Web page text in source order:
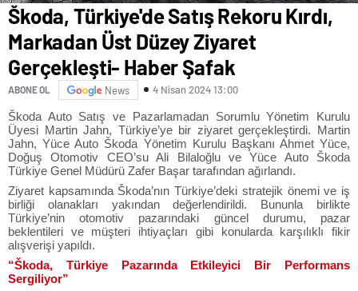
Škoda, Türkiye'de Satış Rekoru Kırdı,
Markadan Üst Düzey Ziyaret
Gerçekleşti- Haber Şafak
ABONE OL News 4 Nisan 2024 13:00
Škoda Auto Satış ve Pazarlamadan Sorumlu Yönetim Kurulu
Üyesi Martin Jahn, Türkiye’ye bir ziyaret gerçekleştirdi. Martin
Jahn, Yüce Auto Škoda Yönetim Kurulu Başkanı Ahmet Yüce,
Doğuş Otomotiv CEO’su Ali Bilaloğlu ve Yüce Auto Škoda
Türkiye Genel Müdürü Zafer Başar tarafından ağırlandı.
Ziyaret kapsamında Škoda’nın Türkiye’deki stratejik önemi ve iş
birliği olanakları yakından değerlendirildi. Bununla birlikte
Türkiye’nin otomotiv pazarındaki güncel durumu, pazar
beklentileri ve müşteri ihtiyaçları gibi konularda karşılıklı fikir
alışverişi yapıldı.
“Škoda, Türkiye Pazarında Etkileyici Bir Performans
Sergiliyor”